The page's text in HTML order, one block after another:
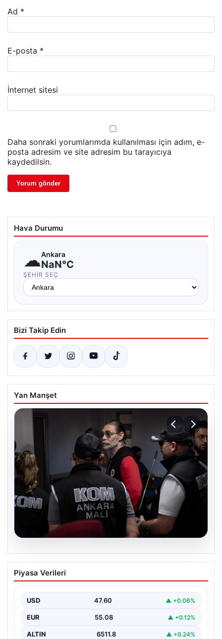
Ad *
E-posta *
İnternet sitesi
Daha sonraki yorumlarımda kullanılması için adım, e-
posta adresim ve site adresim bu tarayıcıya
kaydedilsin.
Hava Durumu
☁Ankara
NaN°C
ŞEHIR SEÇ
Bizi Takip Edin
Yan Manşet
05.08.2026
Görevden uzaklaştırılmıştı. Erdal
Beşikçioğlu’nun esrar testi pozitif çıktı
Soruşturmalarda Güncel Gelişmeler”, “content”: “
Ankara’da…
Piyasa Verileri
USD 47.60 ▲ +0.06%
EUR 55.08 ▲ +0.12%
ALTIN 6511.8 ▲ +0.24%